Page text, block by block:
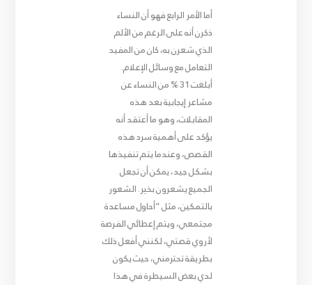
أما الأمر الرابع فهو أن النساء
ذكرن أنه على الرغم من الألم
الذي شعرن به، كان من المفيد
التعامل مع وسائل الإعلام.
أبلغت 31 % من النساء عن
مشاعر إيجابية بعد هذه
المقابلات، وهو ما أعتقد أنه
يؤكد على أهمية سرد هذه
القصص، وعندما يتم تنفيذها
بشكل جيد، يمكن أن تجعل
الجميع يشعرون بخير. الشعور
بالتمكين، مثل “أحاول مساعدة
مجتمعي، ويتم إعطائي الفرصة
لأروي قصتي، لكنني أفعل ذلك
بطريقة تحترمني، حيث يكون
لدي بعض السيطرة في هذا